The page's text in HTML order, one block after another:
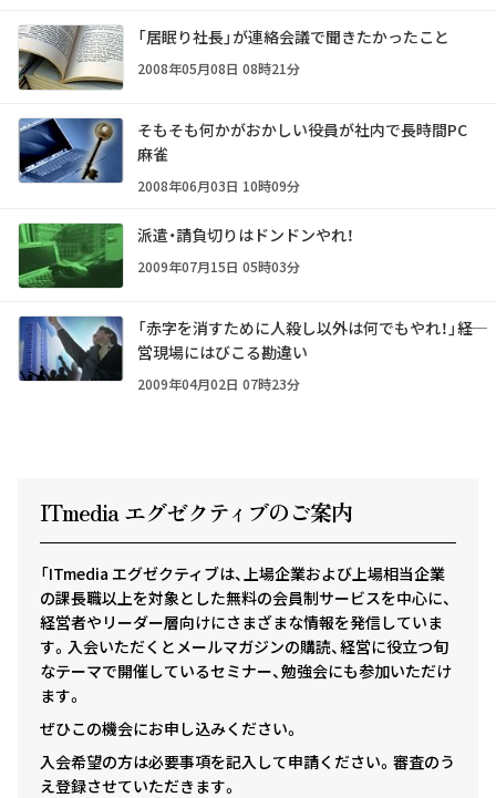
「居眠り社長」が連絡会議で聞きたかったこと
2008年05月08日 08時21分
そもそも何かがおかしい――役員が社内で長時間PC
麻雀
2008年06月03日 10時09分
派遣・請負切りはドンドンやれ！
2009年07月15日 05時03分
「赤字を消すために人殺し以外は何でもやれ！」――経
営現場にはびこる勘違い
2009年04月02日 07時23分
ITmedia エグゼクティ ブのご案内
「ITmedia エグゼクティブは、上場企業および上場相当企業
の課長職以上を対象とした無料の会員制サービスを中心に、
経営者やリーダー層向けにさまざまな情報を発信していま
す。入会いただくとメールマガジンの購読、経営に役立つ旬
なテーマで開催しているセミナー、勉強会にも参加いただけ
ます。
ぜひこの機会にお申し込みください。
入会希望の方は必要事項を記入して申請ください。審査のう
え登録させていただきます。